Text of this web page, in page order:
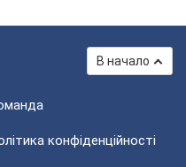
В начало
конфіденційності